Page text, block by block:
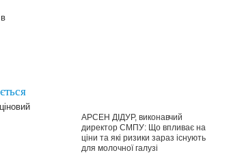
АРСЕН ДІДУР, виконавчий
директор СМПУ: Що впливає на
ціни та які ризики зараз існують
для молочної галузі